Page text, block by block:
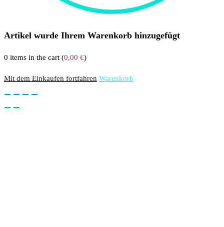
Artikel wurde Ihrem Warenkorb hinzugefügt
0 items in the cart (0,00 €)
Mit dem Einkaufen fortfahren Warenkorb